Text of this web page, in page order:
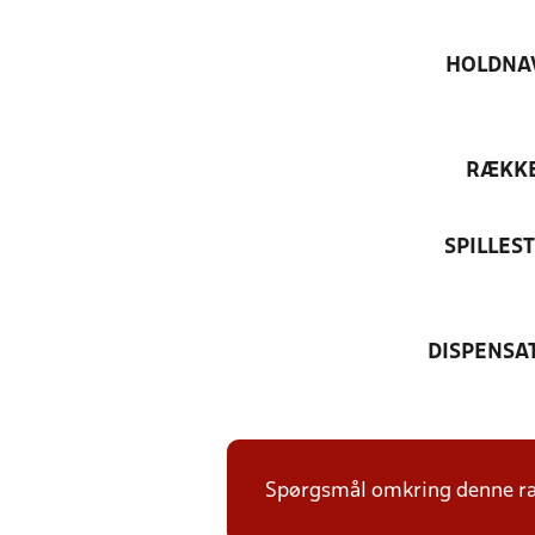
Spørgsmål omkring denne